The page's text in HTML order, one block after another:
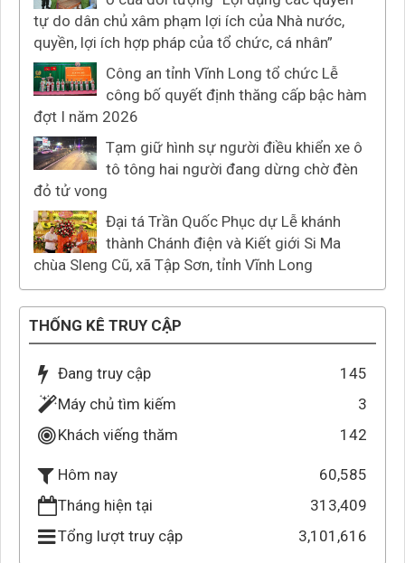
tự do dân chủ xâm phạm lợi ích của Nhà nước,
quyền, lợi ích hợp pháp của tổ chức, cá nhân”
Công an tỉnh Vĩnh Long tổ chức Lễ
công bố quyết định thăng cấp bậc hàm
đợt I năm 2026
Tạm giữ hình sự người điều khiển xe ô
tô tông hai người đang dừng chờ đèn
đỏ tử vong
Đại tá Trần Quốc Phục dự Lễ khánh
thành Chánh điện và Kiết giới Si Ma
chùa Sleng Cũ, xã Tập Sơn, tỉnh Vĩnh Long
THỐNG KÊ TRUY CẬP
Đang truy cập
145
Máy chủ tìm kiếm
3
Khách viếng thăm
142
Hôm nay
60,585
Tháng hiện tại
313,409
Tổng lượt truy cập
3,101,616